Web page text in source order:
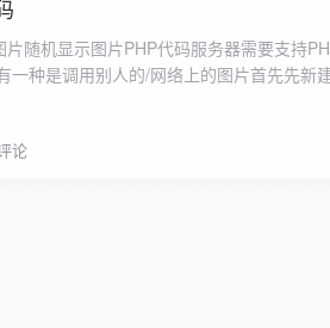
随机显示图片PHP代码服务器需要支持
一种是调用别人的/网络上的图片首先先新
论